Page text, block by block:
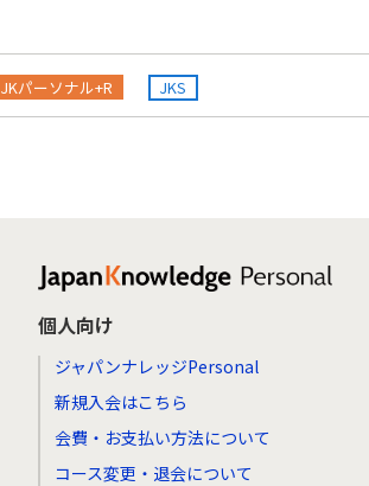
JKパーソナル+R JKS
個人向け
ジャパンナレッジPersonal
新規入会はこちら
会費・お支払い方法について
コース変更・退会について